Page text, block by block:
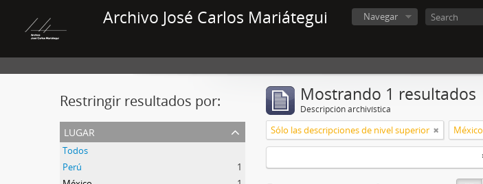
Archivo José Carlos Mariátegui Navegar
Restringir resultados por:
lugar
Todos
Perú
1
Mostrando 1 resultados
Descripción archivística
Sólo las descripciones de nivel superior México